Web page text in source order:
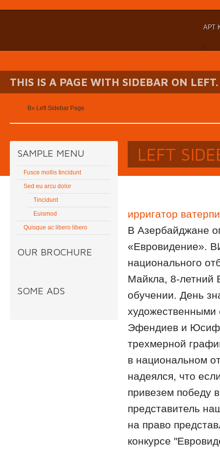
АРТ
nt
THIS IS A PAGE WITH SIDEBAR ON LEFT.
В» Left Sidebar Page
SAMPLE MENU
Fusce mollis tincidunt
Sed eu arcu dolor
Tincidunt
Euismod
Quisque ac libero libero
OUR BROCHURE
SOME ADS
LEFT
ирригатор
В Азербайджане
«Евровидение».
национального
Майкла, 8-летний
обучении. День
Эфендиев и Юсиф
трехмерной
в национальном
надеялся, что
привезем победу
представитель
на право
конкурсе